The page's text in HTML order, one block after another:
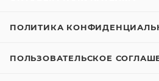
ПОЛИТИКА
ПОЛЬЗОВАТЕЛЬСКОЕ